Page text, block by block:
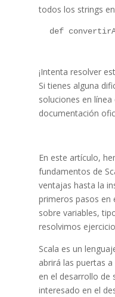
todos los strings
def
¡Intenta resolver
Si tienes alguna
soluciones en
documentación
En este artículo,
fundamentos de
ventajas hasta la
primeros pasos en
sobre variables,
resolvimos
Scala es un
abrirá las puertas
en el desarrollo de
interesado en el